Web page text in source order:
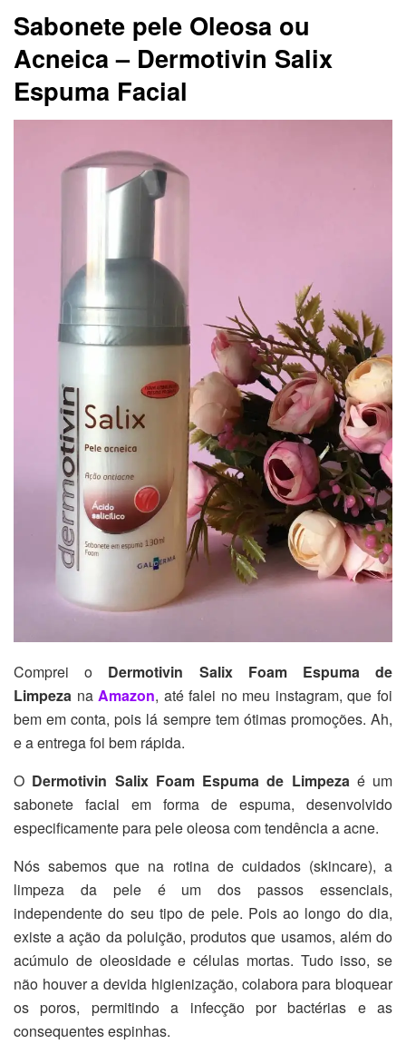
Sabonete pele Oleosa ou
Acneica – Dermotivin Salix
Espuma Facial
Comprei o Dermotivin Salix Foam Espuma de
Limpeza naAmazon, até falei no meu instagram, que foi
bem em conta, pois lá sempre tem ótimas promoções. Ah,
e a entrega foi bem rápida.
O Dermotivin Salix Foam Espuma de Limpeza é um
sabonete facial em forma de espuma, desenvolvido
especificamente para pele oleosa com tendência a acne.
Nós sabemos que na rotina de cuidados (skincare), a
limpeza da pele é um dos passos essenciais,
independente do seu tipo de pele. Pois ao longo do dia,
existe a ação da poluição, produtos que usamos, além do
acúmulo de oleosidade e células mortas. Tudo isso, se
não houver a devida higienização, colabora para bloquear
os poros, permitindo a infecção por bactérias e as
consequentes espinhas.